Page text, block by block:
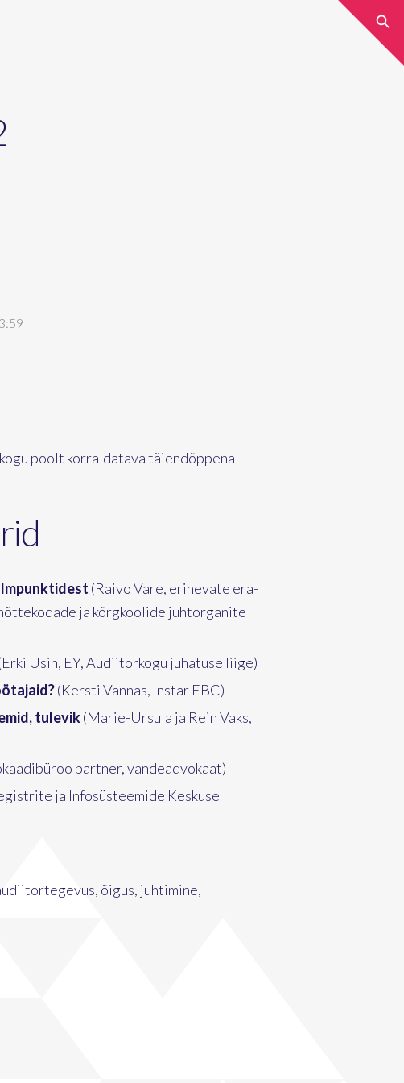
poolt korraldatava täiendõppena
(Raivo Vare, erinevate era-
ja kõrgkoolide juhtorganite
Usin, EY, Audiitorkogu juhatuse liige)
(Kersti Vannas, Instar EBC)
tulevik(Marie-Ursula ja Rein Vaks,
partner, vandeadvokaat)
ja Infosüsteemide Keskuse
õigus, juhtimine,